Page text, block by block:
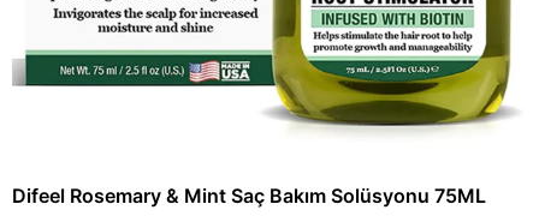
Difeel Rosemary & Mint Saç Bakım Solüsyonu 75ML